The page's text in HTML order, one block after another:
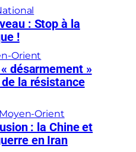
: Stop à la
!
Orient
désarmement »
la résistance
Moyen-Orient
: la Chine et
en Iran